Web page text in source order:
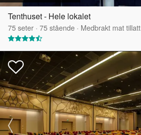
Tenthuset - Hele lokalet
75seter · 75stående · Medbrakt mat tillatt